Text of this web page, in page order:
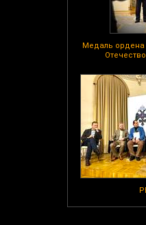
Медаль ордена